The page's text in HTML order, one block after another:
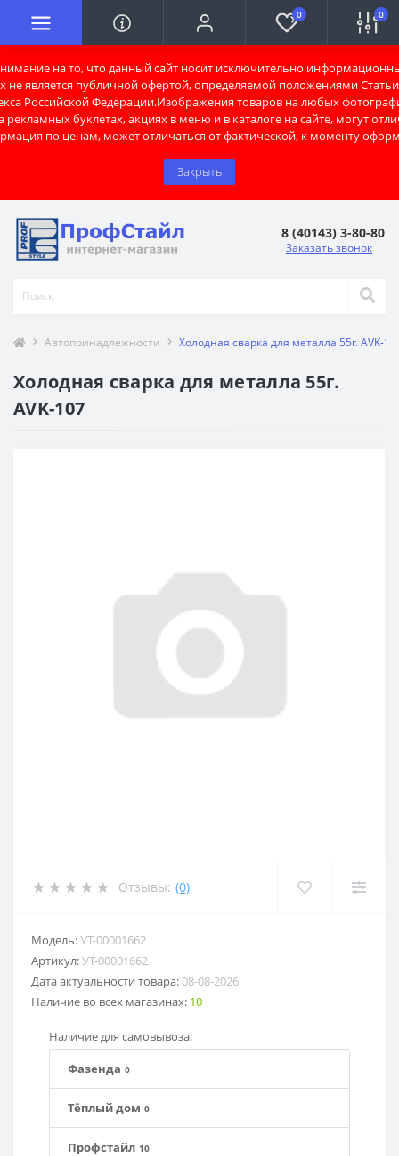
на то, что данный сайт носит исключительно
не является публичной офертой, определяемой положениями Статьи
Российской Федерации.Изображения товаров на любых
рекламных буклетах, акциях в меню и в каталоге на сайте, могут
по ценам, может отличаться от фактической, к моменту
Закрыть
0 0
8 (40143) 3-80-80
Заказать звонок
Автопринадлежности Холодная сварка для металла 55г. AVK-
Холодная сварка для металла 55г.
AVK-107
Отзывы: (0)
Модель:УТ-00001662
Артикул:УТ-00001662
Дата актуальности товара:08-08-2026
Наличие во всех магазинах: 10
Наличие для самовывоза:
Фазенда 0
Тёплый дом 0
Профстайл 10